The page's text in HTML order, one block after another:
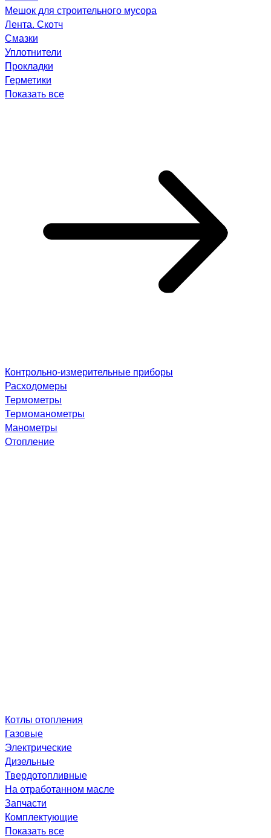
Мешок для строительного мусора
Лента. Скотч
Смазки
Уплотнители
Прокладки
Герметики
Показать все
Контрольно-измерительные приборы
Расходомеры
Термометры
Термоманометры
Манометры
Отопление
Котлы отопления
Газовые
Электрические
Дизельные
Твердотопливные
На отработанном масле
Запчасти
Комплектующие
Показать все